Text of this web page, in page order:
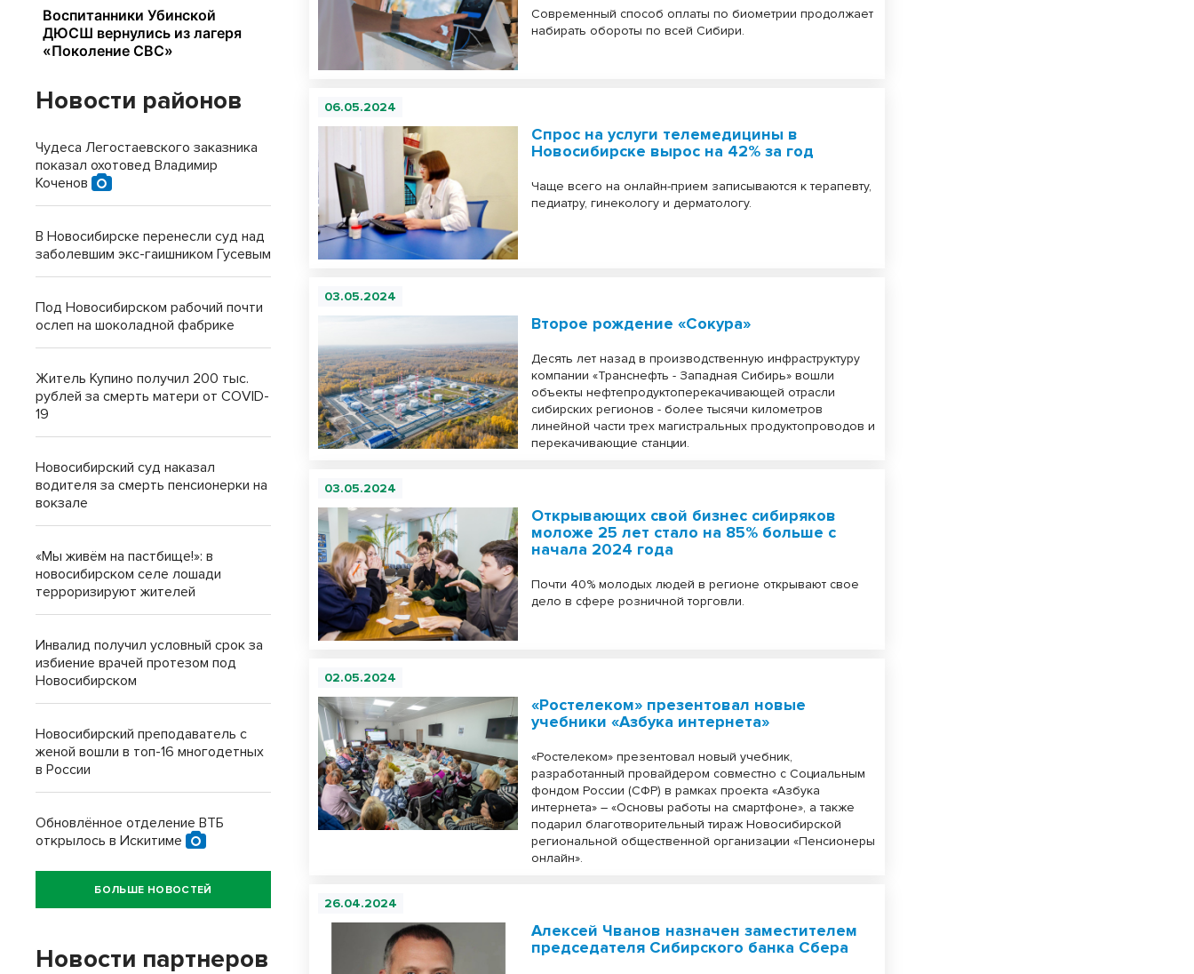
Современный способ оплаты по биометрии продолжает
набирать обороты по всей Сибири.
06.05.2024
Спрос на услуги телемедицины в
Новосибирске вырос на 42% за год
Чаще всего на онлайн-прием записываются к терапевту,
педиатру, гинекологу и дерматологу.
03.05.2024
Второе рождение «Сокура»
Десять лет назад в производственную инфраструктуру
компании «Транснефть - Западная Сибирь» вошли
объекты нефтепродуктоперекачивающей отрасли
сибирских регионов - более тысячи километров
линейной части трех магистральных продуктопроводов и
перекачивающие станции.
03.05.2024
Открывающих свой бизнес сибиряков
моложе 25 лет стало на 85% больше с
начала 2024 года
Почти 40% молодых людей в регионе открывают свое
дело в сфере розничной торговли.
02.05.2024
«Ростелеком» презентовал новые
учебники «Азбука интернета»
«Ростелеком» презентовал новый учебник,
разработанный провайдером совместно с Социальным
фондом России (СФР) в рамках проекта «Азбука
интернета» – «Основы работы на смартфоне», а также
подарил благотворительный тираж Новосибирской
региональной общественной организации «Пенсионеры
онлайн».
26.04.2024
Алексей Чванов назначен заместителем
председателя Сибирского банка Сбера
Новости районов
Чудеса Легостаевского заказника
показал охотовед Владимир
Коченов
В Новосибирске перенесли суд над
заболевшим экс-гаишником Гусевым
Под Новосибирском рабочий почти
ослеп на шоколадной фабрике
Житель Купино получил 200 тыс.
рублей за смерть матери от COVID-
19
Новосибирский суд наказал
водителя за смерть пенсионерки на
вокзале
«Мы живём на пастбище!»: в
новосибирском селе лошади
терроризируют жителей
Инвалид получил условный срок за
избиение врачей протезом под
Новосибирском
Новосибирский преподаватель с
женой вошли в топ-16 многодетных
в России
Обновлённое отделение ВТБ
открылось в Искитиме
БОЛЬШЕ НОВОСТЕЙ
Новости партнеров